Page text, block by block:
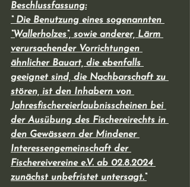
Beschlussfassung:
“ Die Benutzung eines sogenannten
“Wallerholzes“, sowie anderer, Lärm
verursachender Vorrichtungen
ähnlicher Bauart, die ebenfalls
geeignet sind, die Nachbarschaft zu
stören, ist den Inhabern von
Jahresfischereierlaubnisscheinen bei
der Ausübung des Fischereirechts in
den Gewässern der Mindener
Interessengemeinschaft der
Fischereivereine e.V. ab 02.8.2024
zunächst unbefristet untersagt.“